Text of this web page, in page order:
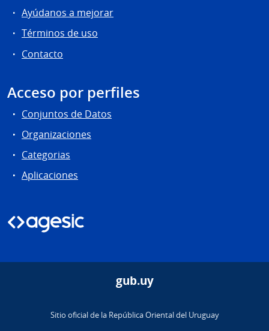
Ayúdanos a mejorar
Términos de uso
Contacto
Acceso por perfiles
Conjuntos de Datos
Organizaciones
Categorias
Aplicaciones
gub.uy
Sitio oficial de la República Oriental del Uruguay